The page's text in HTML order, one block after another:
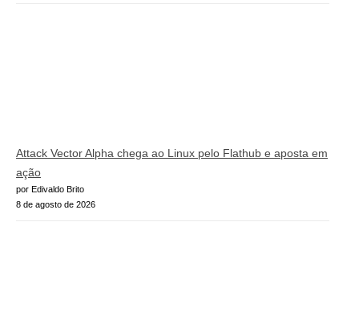
Attack Vector Alpha chega ao Linux pelo Flathub e aposta em
ação
por Edivaldo Brito
8 de agosto de 2026